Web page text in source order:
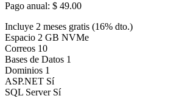
Pago anual: $ 49.00
Incluye 2 meses gratis (16% dto.)
Espacio 2 GB NVMe
Correos 10
Bases de Datos 1
Dominios 1
ASP.NET Sí
SQL Server Sí